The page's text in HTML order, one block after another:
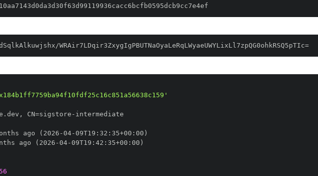
WRAir7LDqir3ZxygIgPBUTNaOyaLeRqLWyaeUWYLixLl7zpQG0ohkRSQ5pTIc=
, CN=sigstore -
ago (2026-04-09T19 : 32 : 35+00 :
ago (2026-04-09T19 : 42 : 35+00 :